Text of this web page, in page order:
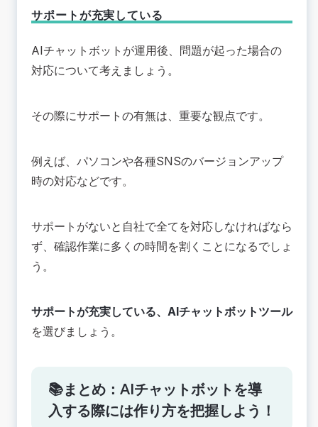
サポートが充実している
AIチャットボットが運用後、問題が起った場合の
対応について考えましょう。
その際にサポートの有無は、重要な観点です。
例えば、パソコンや各種SNSのバージョンアップ
時の対応などです。
サポートがないと自社で全てを対応しなければなら
ず、確認作業に多くの時間を割くことになるでしょ
う。
サポートが充実している、AIチャットボットツール
を選びましょう。
📚まとめ：AIチャットボットを導
入する際には作り方を把握しよう！